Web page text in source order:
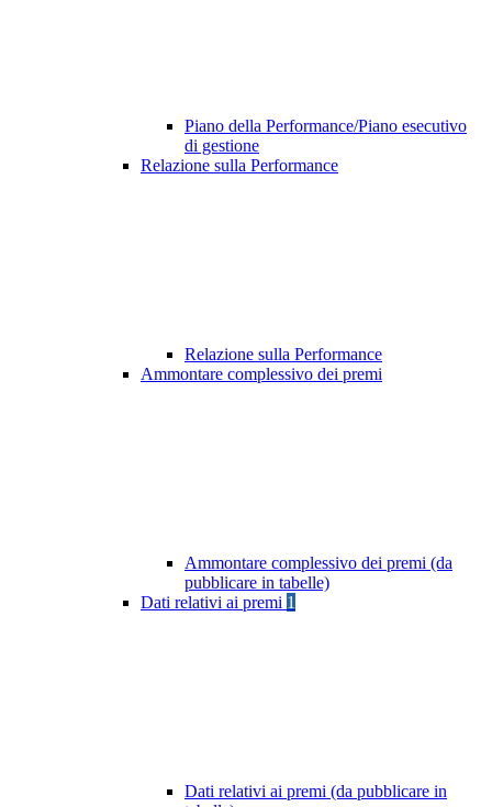
Piano della Performance/Piano esecutivo
di gestione
Relazione sulla Performance
Relazione sulla Performance
Ammontare complessivo dei premi
Ammontare complessivo dei premi (da
pubblicare in tabelle)
Dati relativi ai premi 1
Dati relativi ai premi (da pubblicare in